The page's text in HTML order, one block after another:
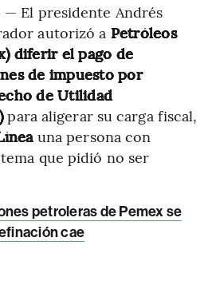
El presidente Andrés
autorizó a Petróleos
diferir el pago de
de impuesto por
de Utilidad
para aligerar su carga fiscal,
una persona con
que pidió no ser
petroleras de Pemex se
cae